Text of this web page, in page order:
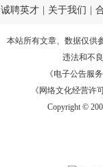
诚聘英才 关于我们
本站所有文章、数据仅供
违法和不
《电子公告服务
《网络文化经营许
Copyright ©